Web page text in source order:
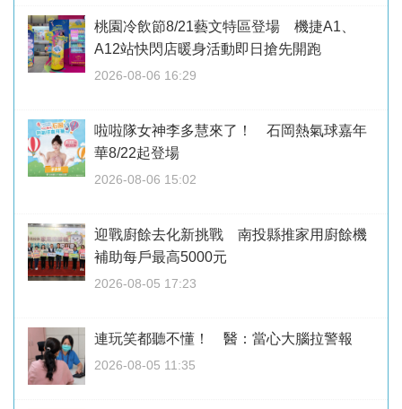
桃園冷飲節8/21藝文特區登場 機捷A1、
A12站快閃店暖身活動即日搶先開跑
2026-08-06 16:29
啦啦隊女神李多慧來了！ 石岡熱氣球嘉年
華8/22起登場
2026-08-06 15:02
迎戰廚餘去化新挑戰 南投縣推家用廚餘機
補助每戶最高5000元
2026-08-05 17:23
連玩笑都聽不懂！ 醫：當心大腦拉警報
2026-08-05 11:35